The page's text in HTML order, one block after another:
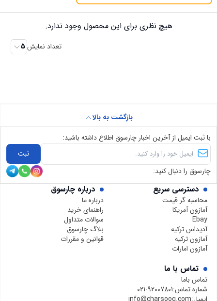
هیچ نظری برای این محصول وجود ندارد.
تعداد نمایش 5
دسترسی سریع
محاسبه گر قیمت
آمازون آمریکا
Ebay
آدیداس ترکیه
آمازون ترکیه
آمازون امارات
درباره چارسوق
درباره ما
راهنمای خرید
سوالات متداول
بلاگ چارسوق
قوانین و مقررات
تماس با ما
تماس باما
شماره تماس:021-92007801
بازگشت به بالا
با ثبت ایمیل از آخرین اخبار چارسوق اطلاع داشته باشید:
ثبت
چارسوق را دنبال کنید: